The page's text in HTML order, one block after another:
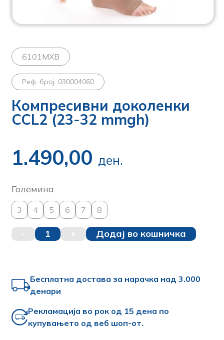
6101MXB
Реф. број: 030004060
Компресивни доколенки
CCL2 (23-32 mmgh)
1.490,00 ден.
Големина
3 4 5 6 7 8
- 1 + Додај во кошничка
Бесплатна достава за нарачка над 3.000
денари
Рекламација во рок од 15 дена по
купувањето од веб шоп-от.